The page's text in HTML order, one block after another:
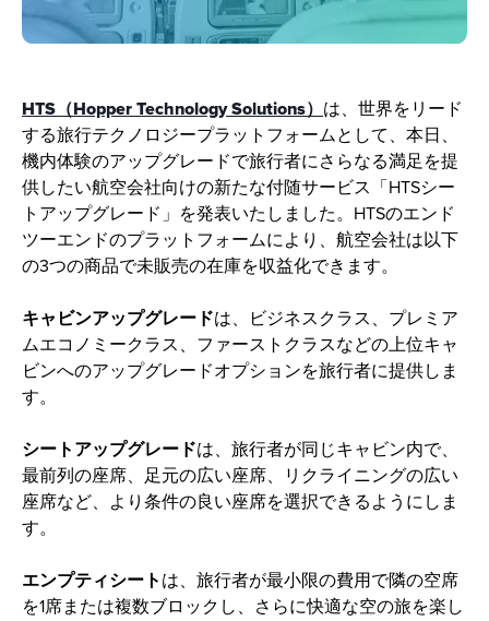
HTS（Hopper Technology Solutions） は、世界をリード
する旅行テクノロジープラットフォームとして、本日、
機内体験のアップグレードで旅行者にさらなる満足を提
供したい航空会社向けの新たな付随サービス「HTSシー
トアップグレード」を発表いたしました。HTSのエンド
ツーエンドのプラットフォームにより、航空会社は以下
の3つの商品で未販売の在庫を収益化できます。
キャビンアップグレードは、ビジネスクラス、プレミア
ムエコノミークラス、ファーストクラスなどの上位キャ
ビンへのアップグレードオプションを旅行者に提供しま
す。
シートアップグレードは、旅行者が同じキャビン内で、
最前列の座席、足元の広い座席、リクライニングの広い
座席など、より条件の良い座席を選択できるようにしま
す。
エンプティシート は、旅行者が最小限の費用で隣の空席
を1席または複数ブロックし、さらに快適な空の旅を楽し